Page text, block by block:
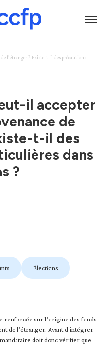
l’étranger ? Existe-t-il des précautions
il accepter
de
t-il des
dans
?
Élections
renforcée sur l’origine des fonds
de l’étranger. Avant d’intégrer
doit donc vérifier que